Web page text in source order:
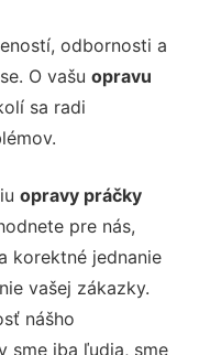
odbornosti a
O vašu opravu
sa radi
opravy práčky
pre nás,
korektné jednanie
vašej zákazky.
nášho
sme iba ľudia, sme